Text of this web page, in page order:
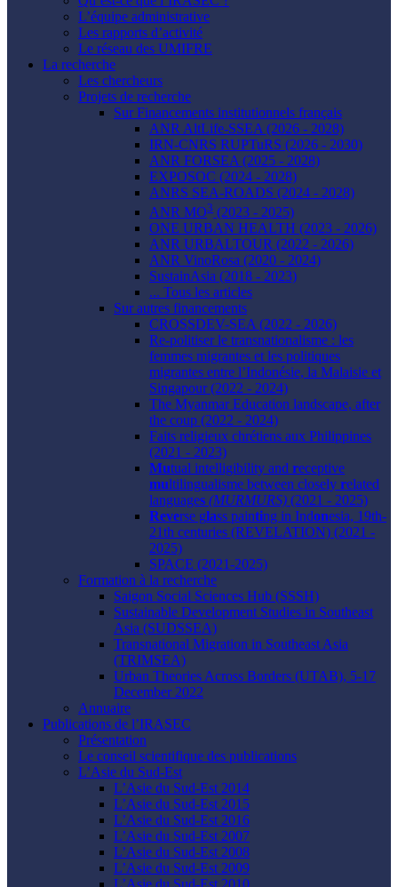
L’équipe administrative
Les rapports d’activité
Le réseau des UMIFRE
La recherche
Les chercheurs
Projets de recherche
Sur Financements institutionnels français
ANR AltLife-SSEA (2026 - 2028)
IRN-CNRS RUPTuRS (2026 - 2030)
ANR FORSEA (2025 - 2028)
EXPOSOC (2024 - 2028)
ANRS SEA-ROADS (2024 - 2028)
ANR MO3 (2023 - 2025)
ONE URBAN HEALTH (2023 - 2026)
ANR URBALTOUR (2022 - 2026)
ANR VinoRosa (2020 - 2024)
SustainAsia (2018 - 2023)
... Tous les articles
Sur autres financements
CROSSDEV-SEA (2022 - 2026)
Re-politiser le transnationalisme : les
femmes migrantes et les politiques
migrantes entre l’Indonésie, la Malaisie et
Singapour (2022 - 2024)
The Myanmar Education landscape, after
the coup (2022 - 2024)
Faits religieux chrétiens aux Philippines
(2021 - 2023)
Mutual intelligibility and receptive
multilingualisme between closely related
languages (MURMURS) (2021 - 2025)
Reverse glass painting in Indonesia, 19th-
21th centuries (REVELATION) (2021 -
2025)
SPACE (2021-2025)
Formation à la recherche
Saigon Social Sciences Hub (SSSH)
Sustainable Development Studies in Southeast
Asia (SUDSSEA)
Transnational Migration in Southeast Asia
(TRIMSEA)
Urban Theories Across Borders (UTAB), 5-17
December 2022
Annuaire
Publications de l’IRASEC
Présentation
Le conseil scientifique des publications
L’Asie du Sud-Est
L’Asie du Sud-Est 2014
L’Asie du Sud-Est 2015
L’Asie du Sud-Est 2016
L’Asie du Sud-Est 2007
L’Asie du Sud-Est 2008
L’Asie du Sud-Est 2009